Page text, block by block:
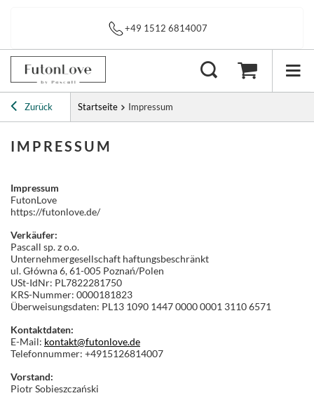
Sofortiger Versand
Zurück Startseite Impressum
IMPRESSUM
Impressum
FutonLove
https://futonlove.de/
Verkäufer:
Pascall sp. z o.o.
Unternehmergesellschaft haftungsbeschränkt
ul. Główna 6, 61-005 Poznań/Polen
USt-IdNr: PL7822281750
KRS-Nummer: 0000181823
Überweisungsdaten: PL13 1090 1447 0000 0001 3110 6571
Kontaktdaten:
E-Mail: kontakt@futonlove.de
Telefonnummer: +4915126814007
Vorstand:
Piotr Sobieszczański